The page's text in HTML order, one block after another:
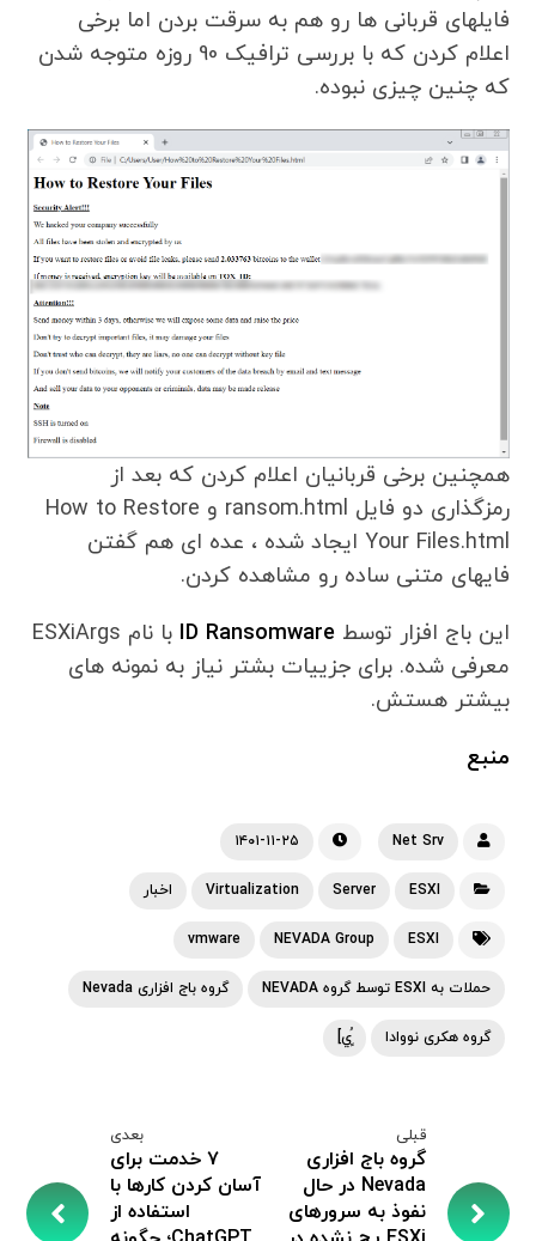
فایلهای قربانی ها رو هم به سرقت بردن اما برخی
اعلام کردن که با بررسی ترافیک 90 روزه متوجه شدن
که چنین چیزی نبوده.
همچنین برخی قربانیان اعلام کردن که بعد از
رمزگذاری دو فایل ransom.html و How to Restore
Your Files.html ایجاد شده ، عده ای هم گفتن
فایهای متنی ساده رو مشاهده کردن.
این باج افزار توسط ID Ransomware
با نام ESXiArgs
معرفی شده. برای جزییات بشتر نیاز به نمونه های
بیشتر هستش.
منبع
Net Srv ۱۴۰۱-۱۱-۲۵
ESXI
Server
Virtualization اخبار
ESXI
NEVADA Group
vmware
حملات به ESXI توسط گروه NEVADA گروه باج افزاری Nevada
گروه هکری نووادا ٍُي]
قبلی
گروه باج افزاری
Nevada در حال
نفوذ به سرورهای
بعدی
۷ خدمت برای
آسان کردن کارها با
استفاده از